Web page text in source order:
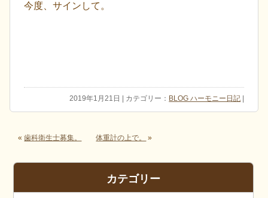
今度、サインして。
2019年1月21日 | カテゴリー： BLOG ハーモニー日記
«歯科衛生士募集。 体重計の上で。 »
カテゴリー